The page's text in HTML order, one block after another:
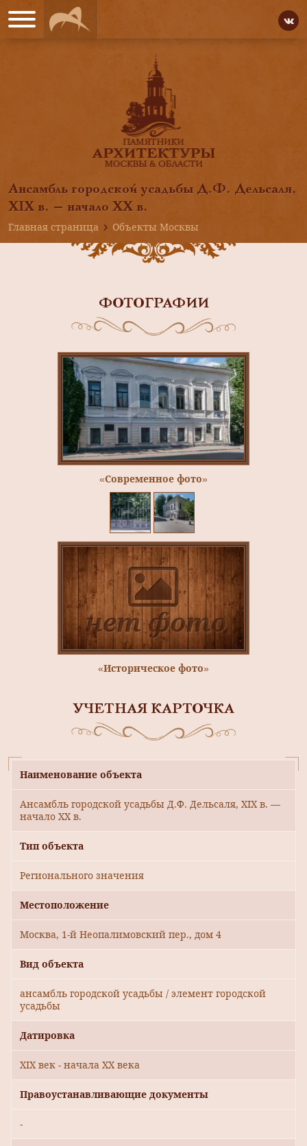
Ансамбль городской усадьбы Д.Ф. Дельсаля,
XIX в. — начало XX в.
Главная страница
Объекты Москвы
ФОТОГРАФИИ
«Современное фото»
«Историческое фото»
УЧЕТНАЯ КАРТОЧКА
Наименование объекта
Ансамбль городской усадьбы Д.Ф. Дельсаля, XIX в. —
начало XX в.
Тип объекта
Регионального значения
Местоположение
Москва, 1-й Неопалимовский пер., дом 4
Вид объекта
ансамбль городской усадьбы / элемент городской
усадьбы
Датировка
XIX век - начала XX века
Правоустанавливающие документы
-